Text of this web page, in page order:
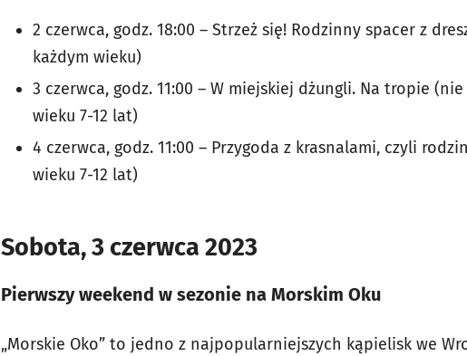
2 czerwca, godz. 18:00 – Strzeż się! Rodzinny spacer z
każdym wieku)
3 czerwca, godz. 11:00 – W miejskiej dżungli. Na tropie
wieku 7-12 lat)
4 czerwca, godz. 11:00 – Przygoda z krasnalami, czyli
wieku 7-12 lat)
Sobota, 3 czerwca 2023
Pierwszy weekend w sezonie na Morskim Oku
„Morskie Oko” to jedno z najpopularniejszych kąpielisk we